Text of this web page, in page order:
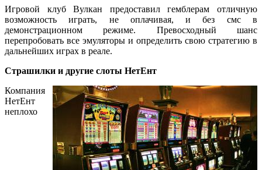
Игровой клуб Вулкан предоставил гемблерам отличную
возможность играть, не оплачивая, и без смс в
демонстрационном режиме. Превосходный шанс
перепробовать все эмуляторы и определить свою стратегию в
дальнейших играх в реале.
Страшилки и другие слоты НетЕнт
Компания
НетЕнт
неплохо